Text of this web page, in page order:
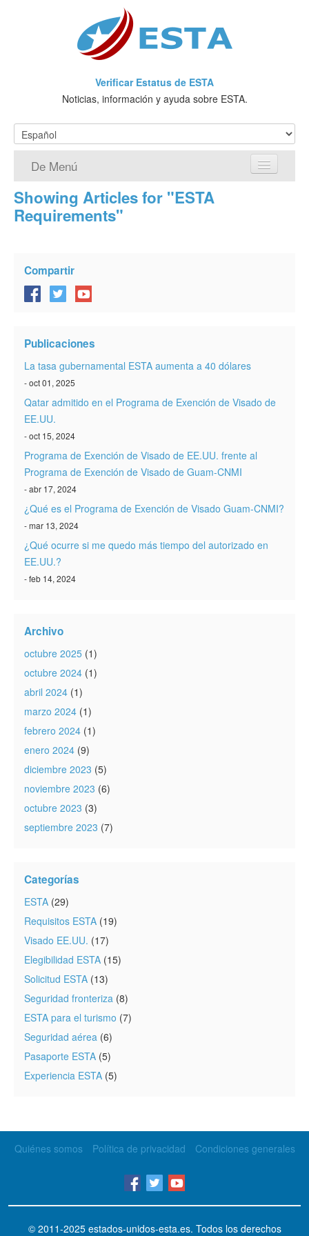
Verificar Estatus de ESTA
Noticias, información y ayuda sobre ESTA.
De Menú
Página de inicio
Solicitud ESTA
VWP
ESTA Información
Contacto
Showing Articles for "ESTA
Requirements"
Compartir
Publicaciones
La tasa gubernamental ESTA aumenta a 40 dólares
- oct 01, 2025
Qatar admitido en el Programa de Exención de Visado de
EE.UU.
- oct 15, 2024
Programa de Exención de Visado de EE.UU. frente al
Programa de Exención de Visado de Guam-CNMI
- abr 17, 2024
¿Qué es el Programa de Exención de Visado Guam-CNMI?
- mar 13, 2024
¿Qué ocurre si me quedo más tiempo del autorizado en
EE.UU.?
- feb 14, 2024
Archivo
octubre 2025 (1)
octubre 2024 (1)
abril 2024 (1)
marzo 2024 (1)
febrero 2024 (1)
enero 2024 (9)
diciembre 2023 (5)
noviembre 2023 (6)
octubre 2023 (3)
septiembre 2023 (7)
Categorías
ESTA (29)
Requisitos ESTA (19)
Visado EE.UU. (17)
Elegibilidad ESTA (15)
Solicitud ESTA (13)
Seguridad fronteriza (8)
ESTA para el turismo (7)
Seguridad aérea (6)
Pasaporte ESTA (5)
Experiencia ESTA (5)
Quiénes somos Política de privacidad Condiciones generales
© 2011-2025 estados-unidos-esta.es. Todos los derechos